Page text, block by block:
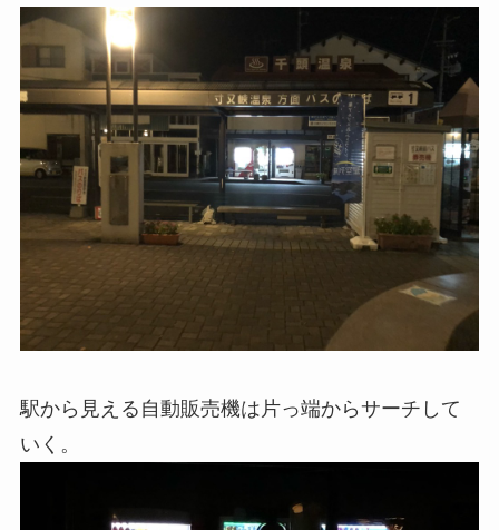
駅から見える自動販売機は片っ端からサーチして
いく。